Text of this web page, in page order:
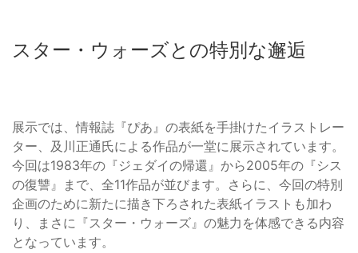
スター・ウォーズとの特別な邂逅
展示では、情報誌『ぴあ』の表紙を手掛けたイラストレー
ター、及川正通氏による作品が一堂に展示されています。
今回は1983年の『ジェダイの帰還』から2005年の『シス
の復讐』まで、全11作品が並びます。さらに、今回の特別
企画のために新たに描き下ろされた表紙イラストも加わ
り、まさに『スター・ウォーズ』の魅力を体感できる内容
となっています。